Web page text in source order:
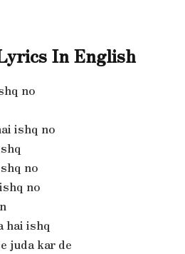
In English
no
ishq no
no
no
hai ishq
juda kar de